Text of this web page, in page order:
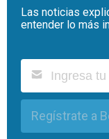
Las noticias
entender lo más
Regístrate a